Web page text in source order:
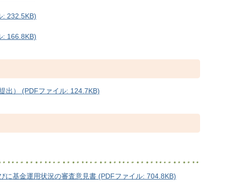
: 232.5KB)
: 166.8KB)
出） (PDFファイル: 124.7KB)
に基金運用状況の審査意見書 (PDFファイル: 704.8KB)